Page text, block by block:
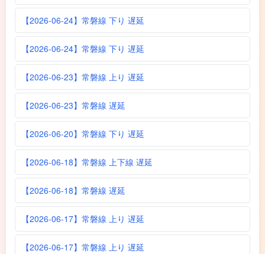
【2026-06-24】常磐線 下り 遅延
【2026-06-24】常磐線 下り 遅延
【2026-06-23】常磐線 上り 遅延
【2026-06-23】常磐線 遅延
【2026-06-20】常磐線 下り 遅延
【2026-06-18】常磐線 上下線 遅延
【2026-06-18】常磐線 遅延
【2026-06-17】常磐線 上り 遅延
【2026-06-17】常磐線 上り 遅延